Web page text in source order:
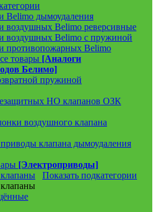
Belimo дымоудаления
воздушных Belimo реверсивные
воздушных Belimo с пружиной
противопожарных Belimo
товары [Аналоги
Белимо]
пружиной
НО клапанов ОЗК
воздушного клапана
клапана дымоудаления
[Электроприводы]
Показать подкатегории